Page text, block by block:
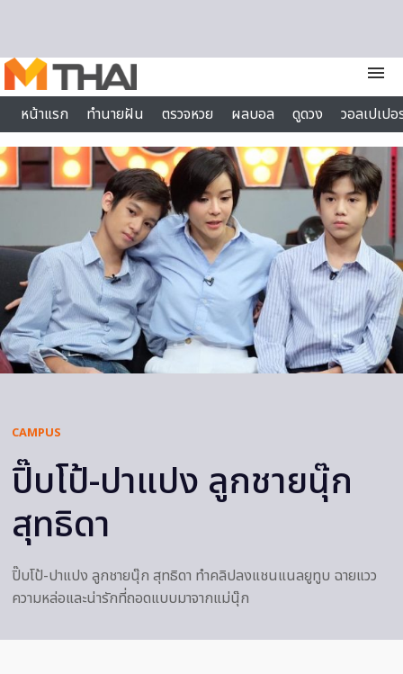
menu
หน้าแรก
ทำนายฝัน ตรวจหวย ผลบอล ดูดวง
วอลเปเป
ไลฟ์สไตล์
CAMPUS
ปิ๊บโป้-ปาแปง ลูกชายนุ๊ก
สุทธิดา
ปิ๊บโป้-ปาแปง ลูกชายนุ๊ก สุทธิดา ทำคลิปลงแชนแนลยูทูบ ฉายแวว
ความหล่อและน่ารักที่ถอดแบบมาจากแม่นุ๊ก